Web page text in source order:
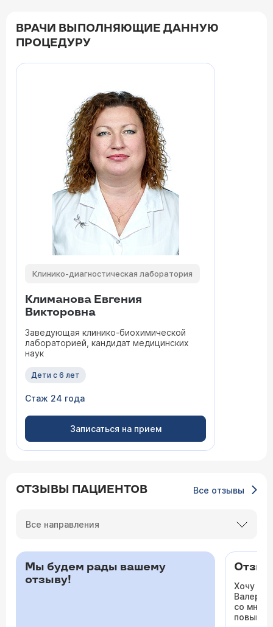
ВРАЧИ ВЫПОЛНЯЮЩИЕ ДАННУЮ
ПРОЦЕДУРУ
Клинико-диагностическая лаборатория
Климанова Евгения
Викторовна
Заведующая клинико-биохимической
лабораторией, кандидат медицинских
наук
Дети с 6 лет
Стаж 24 года
Записаться на прием
ОТЗЫВЫ ПАЦИЕНТОВ Все отзывы
Все направления
Мы будем рады вашему
отзыву!
Хочу
со мной